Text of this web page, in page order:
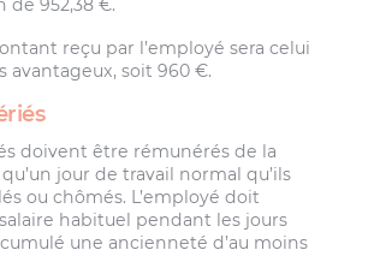
de 952,38 €.
reçu par l’employé sera celui
avantageux, soit 960 €.
doivent être rémunérés de la
jour de travail normal qu’ils
ou chômés. L’employé doit
habituel pendant les jours
une ancienneté d’au moins